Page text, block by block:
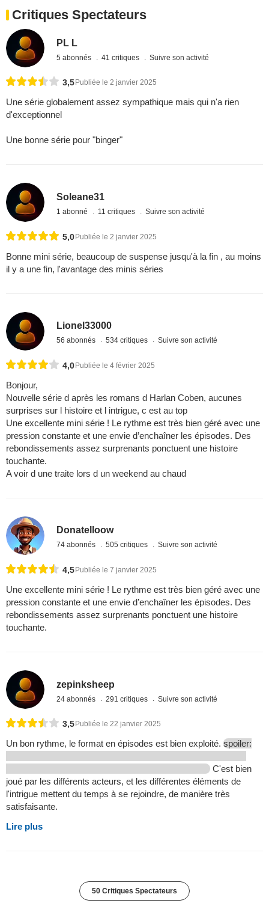
Critiques Spectateurs
PL L
5 abonnés 41 critiques Suivre son activité
3,5 Publiée le 2 janvier 2025
Une série globalement assez sympathique mais qui n'a rien
d'exceptionnel
Une bonne série pour "binger"
Soleane31
1 abonné 11 critiques Suivre son activité
5,0Publiée le 2 janvier 2025
Bonne mini série, beaucoup de suspense jusqu'à la fin , au moins
il y a une fin, l'avantage des minis séries
Lionel33000
56 abonnés 534 critiques Suivre son activité
4,0Publiée le 4 février 2025
Bonjour,
Nouvelle série d après les romans d Harlan Coben, aucunes
surprises sur l histoire et l intrigue, c est au top
Une excellente mini série ! Le rythme est très bien géré avec une
pression constante et une envie d’enchaîner les épisodes. Des
rebondissements assez surprenants ponctuent une histoire
touchante.
A voir d une traite lors d un weekend au chaud
Donatelloow
74 abonnés 505 critiques Suivre son activité
4,5 Publiée le 7 janvier 2025
Une excellente mini série ! Le rythme est très bien géré avec une
pression constante et une envie d’enchaîner les épisodes. Des
rebondissements assez surprenants ponctuent une histoire
touchante.
zepinksheep
24 abonnés 291 critiques Suivre son activité
3,5 Publiée le 22 janvier 2025
Un bon rythme, le format en épisodes est bien exploité. spoiler:
C'est bien
joué par les différents acteurs, et les différentes éléments de
l'intrigue mettent du temps à se rejoindre, de manière très
satisfaisante.
Lire plus
50 Critiques Spectateurs